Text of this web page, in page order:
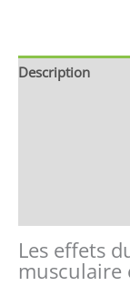
Description
Les effets
musculaire